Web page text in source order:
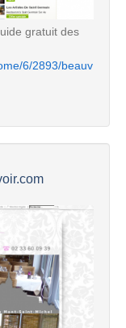
gratuit des
6/2893/beauv